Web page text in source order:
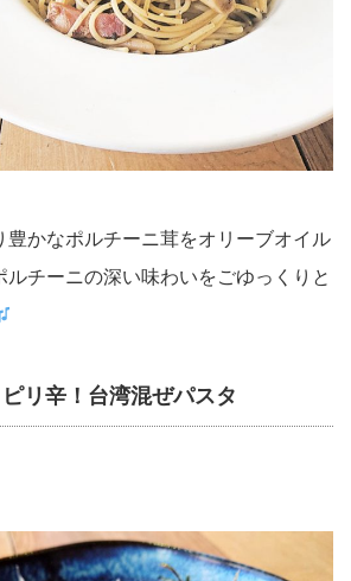
豊かなポルチーニ茸をオリーブオイル
ルチーニの深い味わいをごゆっくりと
リ辛！台湾混ぜパスタ